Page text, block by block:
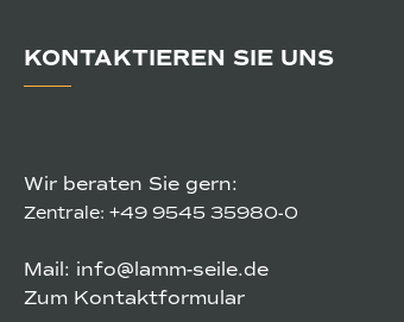
KONTAKTIEREN SIE UNS
Wir beraten Sie gern:
Zentrale: +49 9545 35980-0
Mail: info@lamm-seile.de
Zum Kontaktformular